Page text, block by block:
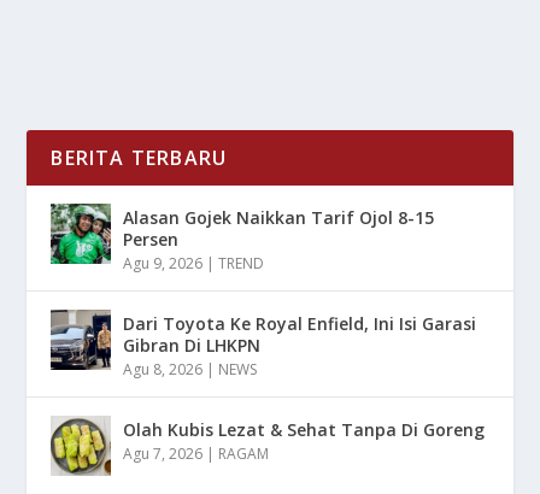
BERITA TERBARU
Alasan Gojek Naikkan Tarif Ojol 8-15
Persen
Agu 9, 2026 |TREND
Dari Toyota Ke Royal Enfield, Ini Isi Garasi
Gibran Di LHKPN
Agu 8, 2026 | NEWS
Olah Kubis Lezat & Sehat Tanpa Di Goreng
Agu 7, 2026 | RAGAM